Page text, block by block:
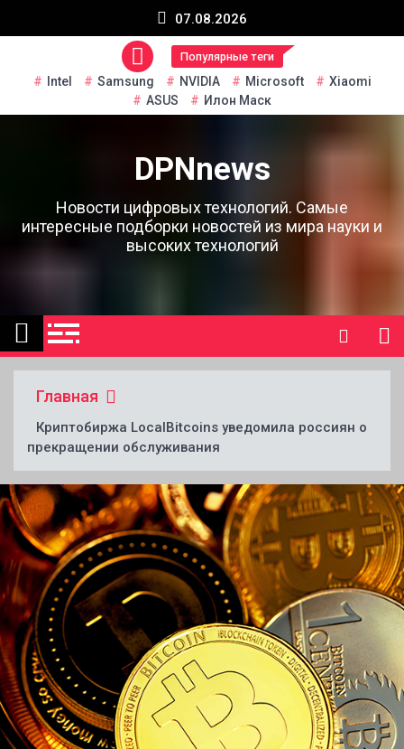
07.08.2026
Популярные теги
Intel Samsung NVIDIA Microsoft
Xiaomi
ASUS
Илон Маск
DPNnews
Новости цифровых технологий. Самые
интересные подборки новостей из мира науки и
высоких технологий
Главная
Криптобиржа LocalBitcoins уведомила россиян о
прекращении обслуживания